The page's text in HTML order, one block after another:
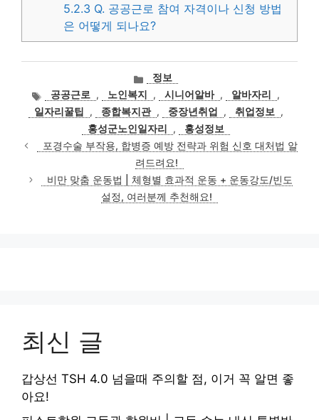
5.2.3 Q. 공공근로 참여 자격이나 신청 방법
은 어떻게 되나요?
카
테
고
리
정보
태
그
공공근로 , 노인복지 , 시니어알바 , 알바자리
,
일자리꿀팁
, 종합복지관 , 중장년취업 , 취업정보
,
홍성군노인일자리
,
홍성정보
포경수술 부작용, 합병증 예방 전략과 위험 신호 대처법 알
려드려요!
비만 맞춤 운동법 | 체형별 효과적 운동 + 운동강도/빈도
설정, 여러분께 추천해요!
최신 글
갑상선 TSH 4.0 넘을때 주의할 점, 이거 꼭 알면 좋
아요!